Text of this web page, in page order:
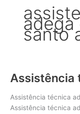
adega
santo
Assistência
Assistência técnica
Assistência técnica